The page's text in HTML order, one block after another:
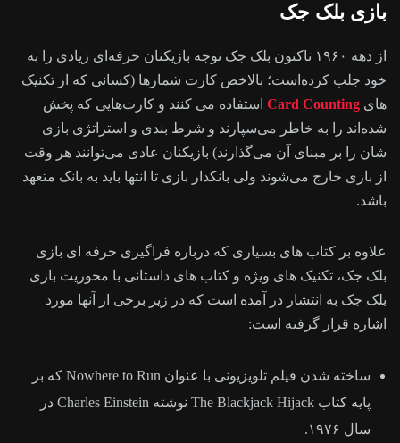
بازی بلک جک
از دهه ۱۹۶۰ تاکنون بلک‌ جک توجه بازیکنان حرفه‌ای زیادی را به
خود جلب کرده‌است؛ بالاخص کارت‌ شمارها (کسانی که از تکنیک
های Card Counting استفاده می کنند و کارت‌هایی که پخش
شده‌اند را به خاطر می‌سپارند و شرط‌ بندی و استراتژی بازی‌
شان را بر مبنای آن می‌گذارند) بازیکنان عادی می‌توانند هر وقت
از بازی خارج می‌شوند ولی بانکدار بازی تا انتها باید به بانک متعهد
باشد.
علاوه بر کتاب های بسیاری که درباره فراگیری حرفه ای بازی
بلک جک، تکنیک های ویژه و کتاب های داستانی با محوریت بازی
بلک جک به انتشار در آمده است که در زیر برخی از آنها مورد
اشاره قرار گرفته است:
ساخته شدن فیلم تلویزیونی با عنوان Nowhere to Run که بر
پایه کتاب The Blackjack Hijack نوشته Charles Einstein در
سال ۱۹۷۶.